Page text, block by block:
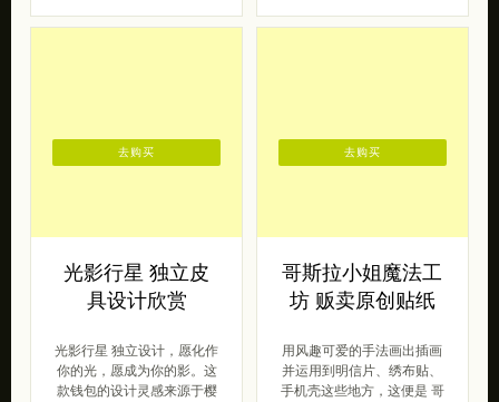
光影行星 独立皮
具设计欣赏
光影行星 独立设计，愿化作
你的光，愿成为你的影。这
款钱包的设计灵感来源于樱
去购买
哥斯拉小姐魔法工
坊 贩卖原创贴纸
用风趣可爱的手法画出插画
并运用到明信片、绣布贴、
手机壳这些地方，这便是 哥
去购买